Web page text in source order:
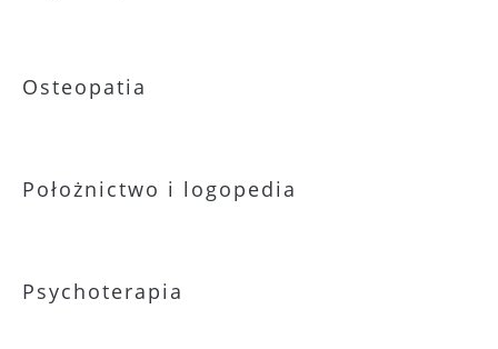
Osteopatia
Położnictwo i logopedia
Psychoterapia